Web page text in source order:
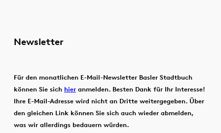
Newsletter
Für den monatlichen E-Mail-Newsletter Basler Stadtbuch
können Sie sich hier anmelden. Besten Dank für Ihr Interesse!
Ihre E-Mail-Adresse wird nicht an Dritte weitergegeben. Über
den gleichen Link können Sie sich auch wieder abmelden,
was wir allerdings bedauern würden.